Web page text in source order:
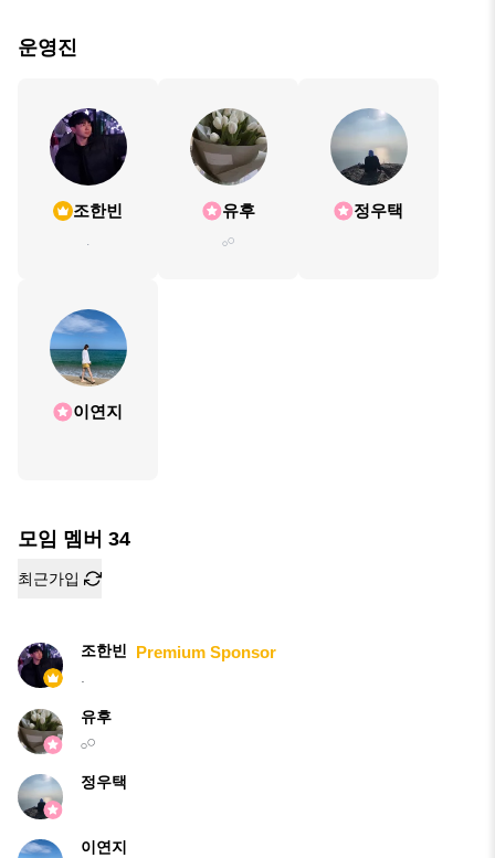
운영진
조한빈
.
유후
𓂂𓏸
정우택
이연지
모임 멤버 34
최근가입
조한빈 Premium Sponsor
유후
𓂂𓏸
정우택
이연지